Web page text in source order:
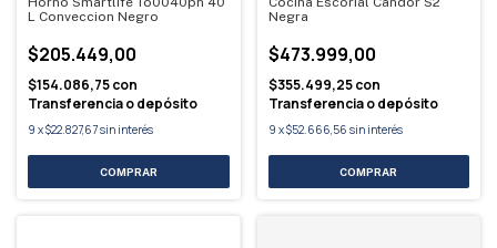
L Conveccion Negro
$205.449,00
$154.086,75con
Transferencia o depósito
9 x$22.827,67sin interés
Negra
$473.999,00
$355.499,25con
Transferencia o depósito
9 x$52.666,56 sin interés